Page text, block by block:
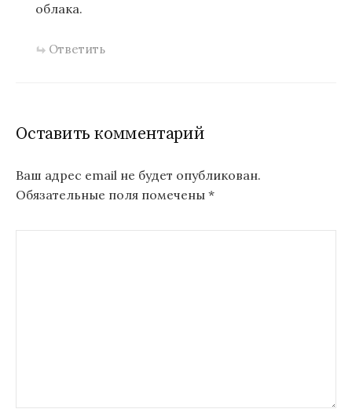
облака.
Ответить
Оставить комментарий
Ваш адрес email не будет опубликован.
Обязательные поля помечены *